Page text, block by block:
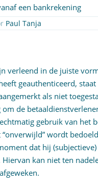
een bankrekening
Paul Tanja
verleend in de juiste
geauthenticeerd,
als niet
de
gebruik van het
wordt
dat hij
kan niet ten